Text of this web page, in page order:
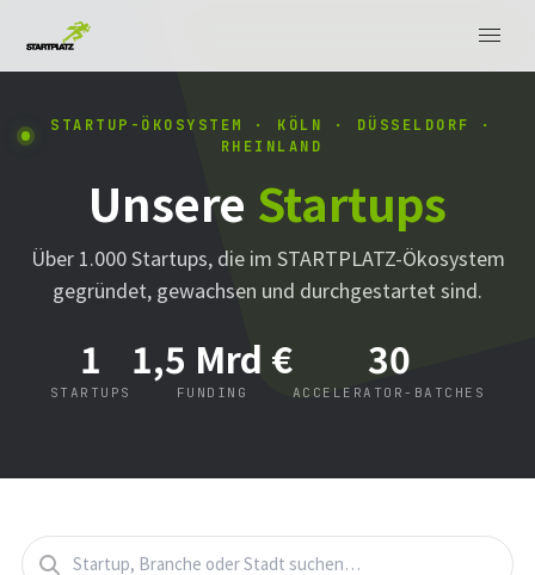
STARTUP-ÖKOSYSTEM · KÖLN · DÜSSELDORF ·
RHEINLAND
Unsere Startups
Über 1.000 Startups, die im STARTPLATZ-Ökosystem
gegründet, gewachsen und durchgestartet sind.
1
STARTUPS
1,5 Mrd €
FUNDING
30
ACCELERATOR-BATCHES